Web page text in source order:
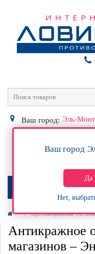
Ваш город: Эль-
Ваш город
Да
Нет,
Противокражные
Антикражное
магазинов –